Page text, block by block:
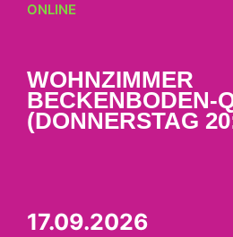
ONLINE
WOHNZIMMER
BECKENBODEN-
(DONNERSTAG
17.09.2026